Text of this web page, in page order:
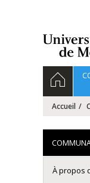
Accueil
À propos